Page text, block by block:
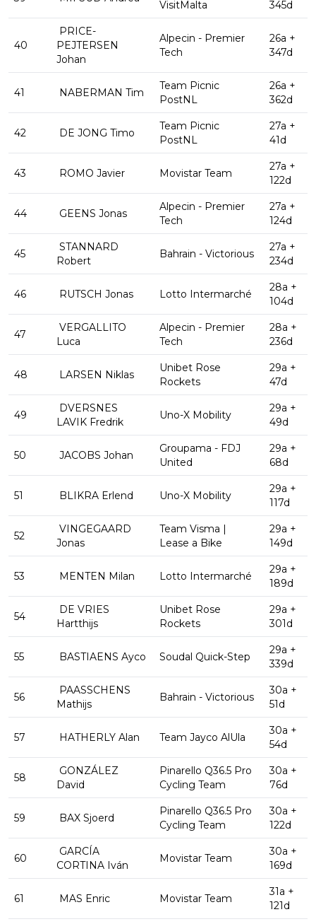
VisitMalta 345d
40
PRICE-
PEJTERSEN
Johan
Alpecin - Premier
Tech
26a +
347d
41 NABERMAN Tim
Team Picnic
PostNL
26a +
362d
42 DE JONG Timo
Team Picnic
PostNL
27a +
41d
43 ROMO Javier Movistar Team
27a +
122d
44 GEENS Jonas
Alpecin - Premier
Tech
27a +
124d
45
STANNARD
Robert
Bahrain - Victorious
27a +
234d
46 RUTSCH Jonas Lotto Intermarché
28a +
104d
47
VERGALLITO
Luca
Alpecin - Premier
Tech
28a +
236d
48 LARSEN Niklas
Unibet Rose
Rockets
29a +
47d
49
DVERSNES
LAVIK Fredrik
Uno-X Mobility
29a +
49d
50 JACOBS Johan
Groupama - FDJ
United
29a +
68d
51 BLIKRA Erlend Uno-X Mobility
29a +
117d
52
VINGEGAARD
Jonas
Team Visma |
Lease a Bike
29a +
149d
53 MENTEN Milan Lotto Intermarché
29a +
189d
54
DE VRIES
Hartthijs
Unibet Rose
Rockets
29a +
301d
55 BASTIAENS Ayco Soudal Quick-Step
29a +
339d
56
PAASSCHENS
Mathijs
Bahrain - Victorious
30a +
51d
57 HATHERLY Alan Team Jayco AlUla
30a +
54d
58
GONZÁLEZ
David
Pinarello Q36.5 Pro
Cycling Team
30a +
76d
59 BAX Sjoerd
Pinarello Q36.5 Pro
Cycling Team
30a +
122d
60
GARCÍA
CORTINA Iván
Movistar Team
30a +
169d
61 MAS Enric Movistar Team
31a +
121d